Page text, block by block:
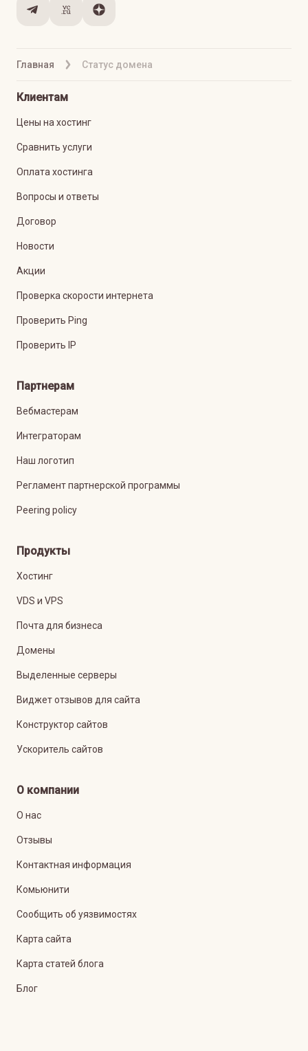
Главная Статус домена
Клиентам
Цены на хостинг
Сравнить услуги
Оплата хостинга
Вопросы и ответы
Договор
Новости
Акции
Проверка скорости интернета
Проверить Ping
Проверить IP
Партнерам
Вебмастерам
Интеграторам
Наш логотип
Регламент партнерской программы
Peering policy
Продукты
Хостинг
VDS и VPS
Почта для бизнеса
Домены
Выделенные серверы
Виджет отзывов для сайта
Конструктор сайтов
Ускоритель сайтов
О компании
О нас
Отзывы
Контактная информация
Комьюнити
Сообщить об уязвимостях
Карта сайта
Карта статей блога
Блог